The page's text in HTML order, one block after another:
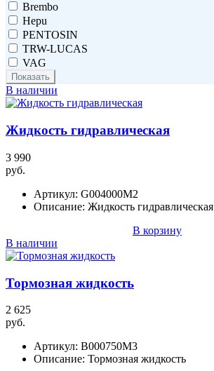
Brembo
Hepu
PENTOSIN
TRW-LUCAS
VAG
В наличии
Жидкость гидравлическая
3 990
руб.
Артикул: G004000M2
Описание: Жидкость гидравлическая
В корзину
В наличии
Тормозная жидкость
2 625
руб.
Артикул: B000750M3
Описание: Тормозная жидкость